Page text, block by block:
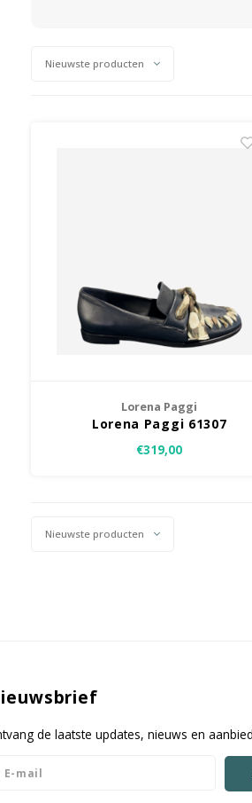
Nieuwste producten
Lorena Paggi
Lorena Paggi 61307
€319,00
Nieuwste producten
de laatste updates, nieuws en